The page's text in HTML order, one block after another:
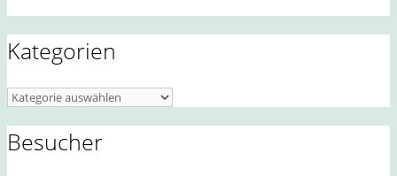
Kategorien
Kategorien
Besucher